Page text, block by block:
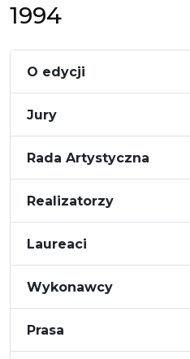
1994
O edycji
Jury
Rada Artystyczna
Realizatorzy
Laureaci
Wykonawcy
Prasa